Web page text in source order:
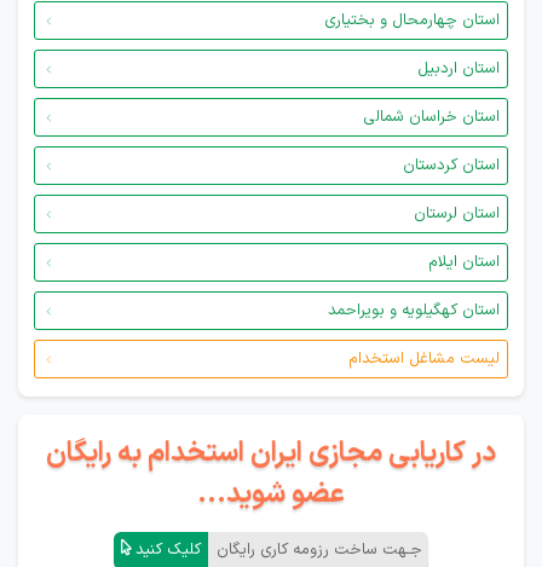
استان چهارمحال و بختیاری
استان اردبیل
استان خراسان شمالی
استان کردستان
استان لرستان
استان ایلام
استان کهگیلویه و بویراحمد
لیست مشاغل استخدام
در کاریابی مجازی ایران استخدام به رایگان
عضو شوید...
جـهت ساخت رزومه کاری رایگان کلیک کنید